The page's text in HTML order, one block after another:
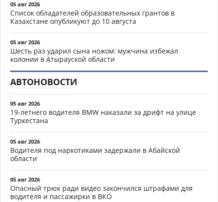
05 авг 2026
Список обладателей образовательных грантов в
Казахстане опубликуют до 10 августа
05 авг 2026
Шесть раз ударил сына ножом: мужчина избежал
колонии в Атырауской области
АВТОНОВОСТИ
05 авг 2026
19-летнего водителя BMW наказали за дрифт на улице
Туркестана
05 авг 2026
Водителя под наркотиками задержали в Абайской
области
05 авг 2026
Опасный трюк ради видео закончился штрафами для
водителя и пассажирки в ВКО